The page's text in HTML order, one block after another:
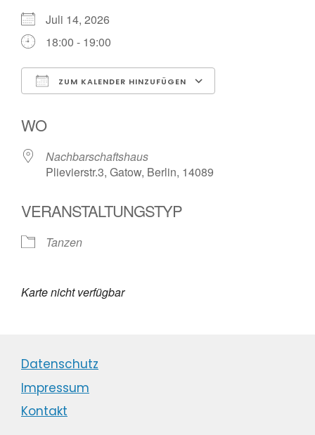
Juli 14, 2026
18:00 - 19:00
ZUM KALENDER HINZUFÜGEN
WO
Nachbarschaftshaus
Plievierstr.3, Gatow, Berlin, 14089
VERANSTALTUNGSTYP
Tanzen
Karte nicht verfügbar
Datenschutz
Impressum
Kontakt